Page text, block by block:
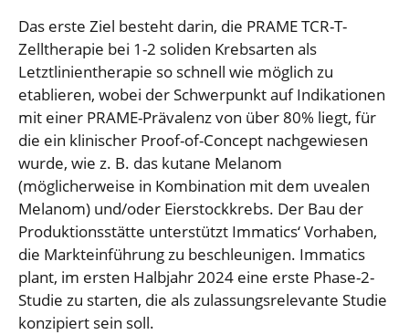
Das erste Ziel besteht darin, die PRAME TCR-T-
Zelltherapie bei 1-2 soliden Krebsarten als
Letztlinientherapie so schnell wie möglich zu
etablieren, wobei der Schwerpunkt auf Indikationen
mit einer PRAME-Prävalenz von über 80% liegt, für
die ein klinischer Proof-of-Concept nachgewiesen
wurde, wie z. B. das kutane Melanom
(möglicherweise in Kombination mit dem uvealen
Melanom) und/oder Eierstockkrebs. Der Bau der
Produktionsstätte unterstützt Immatics‘ Vorhaben,
die Markteinführung zu beschleunigen. Immatics
plant, im ersten Halbjahr 2024 eine erste Phase-2-
Studie zu starten, die als zulassungsrelevante Studie
konzipiert sein soll.